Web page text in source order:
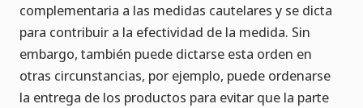
complementaria a las medidas cautelares y se dicta
para contribuir a la efectividad de la medida. Sin
embargo, también puede dictarse esta orden en
otras circunstancias, por ejemplo, puede ordenarse
la entrega de los productos para evitar que la parte